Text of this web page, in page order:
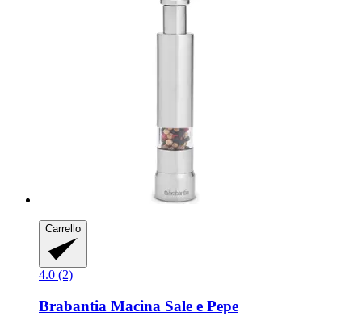
Carrello
4.0 (2)
Brabantia Macina Sale e Pepe